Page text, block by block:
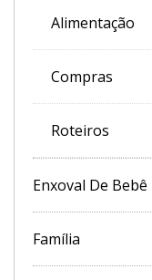
Alimentação
Compras
Roteiros
Enxoval De Bebê
Família